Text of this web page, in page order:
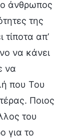
ο άνθρωπος
της
απ’
να κάνει
να
που Του
Ποιος
του
για το